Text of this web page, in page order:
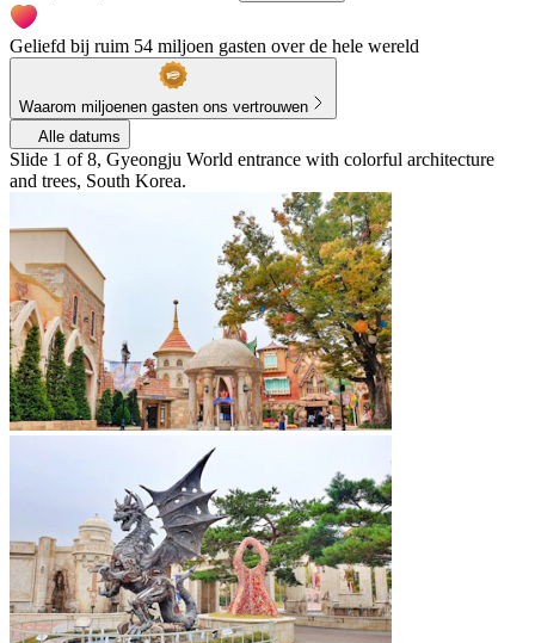
Geliefd bij ruim 54 miljoen gasten over de hele wereld
Waarom miljoenen gasten ons vertrouwen
Alle datums
Slide 1 of 8, Gyeongju World entrance with colorful architecture
and trees, South Korea.